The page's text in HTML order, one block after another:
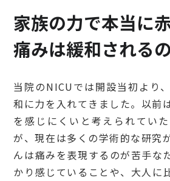
家族の力で本当に
痛みは緩和される
当院のNICUでは開設当初より
和に力を入れてきました。以前
を感じにくいと考えられてい
が、現在は多くの学術的な研究
んは痛みを表現するのが苦手な
かり感じていることや、大人に